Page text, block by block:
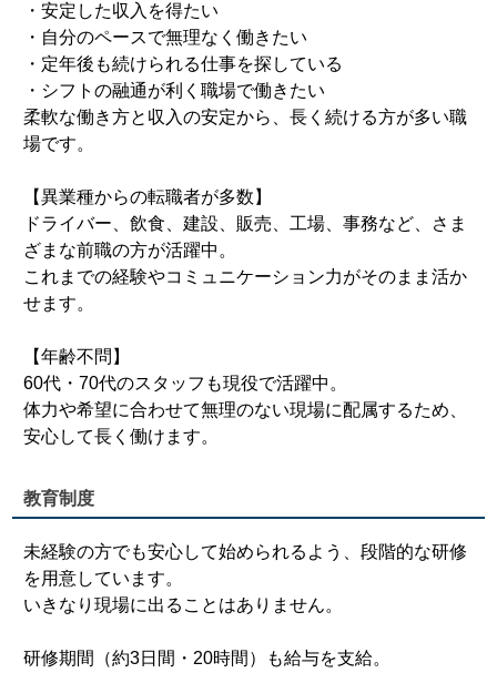
・安定した収入を得たい
・自分のペースで無理なく働きたい
・定年後も続けられる仕事を探している
・シフトの融通が利く職場で働きたい
柔軟な働き方と収入の安定から、長く続ける方が多い職
場です。
【異業種からの転職者が多数】
ドライバー、飲食、建設、販売、工場、事務など、さま
ざまな前職の方が活躍中。
これまでの経験やコミュニケーション力がそのまま活か
せます。
【年齢不問】
60代・70代のスタッフも現役で活躍中。
体力や希望に合わせて無理のない現場に配属するため、
安心して長く働けます。
教育制度
未経験の方でも安心して始められるよう、段階的な研修
を用意しています。
いきなり現場に出ることはありません。
研修期間（約3日間・20時間）も給与を支給。